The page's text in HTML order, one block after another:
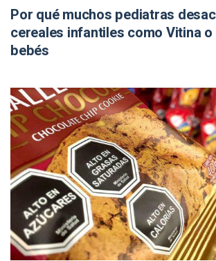
Por qué muchos pediatras
cereales infantiles como Vitina
bebés